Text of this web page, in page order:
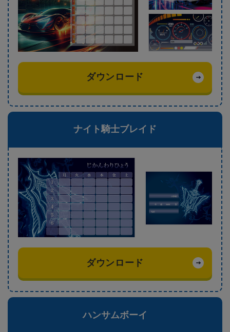
ダウンロード
ナイト騎士ブレイド
ダウンロード
ハンサムボーイ